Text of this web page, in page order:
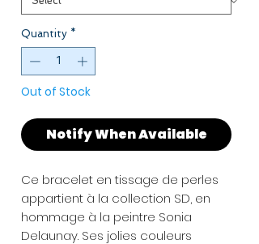
Quantity *
Out of Stock
Notify When Available
Ce bracelet en tissage de perles
appartient à la collection SD, en
hommage à la peintre Sonia
Delaunay. Ses jolies couleurs